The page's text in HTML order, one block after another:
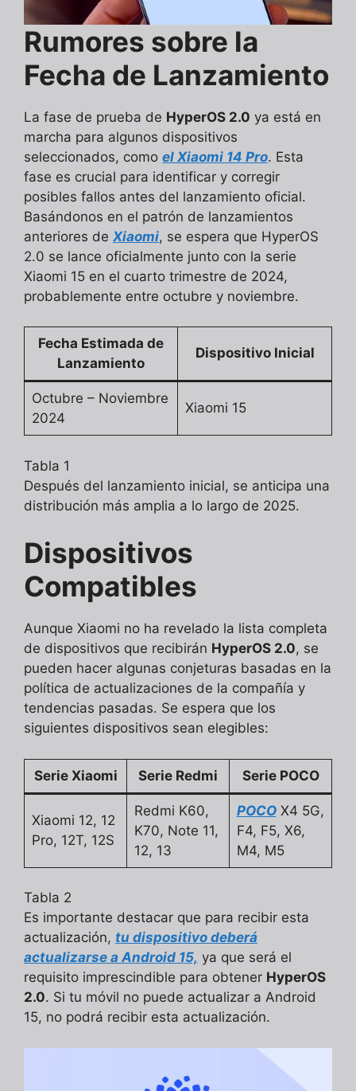
Rumores sobre la
Fecha de Lanzamiento
La fase de prueba de HyperOS 2.0 ya está en
marcha para algunos dispositivos
seleccionados, como el Xiaomi 14 Pro. Esta
fase es crucial para identificar y corregir
posibles fallos antes del lanzamiento oficial.
Basándonos en el patrón de lanzamientos
anteriores de Xiaomi, se espera que HyperOS
2.0 se lance oficialmente junto con la serie
Xiaomi 15 en el cuarto trimestre de 2024,
probablemente entre octubre y noviembre.
Fecha Estimada de
Lanzamiento
Dispositivo Inicial
Octubre – Noviembre
2024
Xiaomi 15
Tabla 1
Después del lanzamiento inicial, se anticipa una
distribución más amplia a lo largo de 2025.
Dispositivos
Compatibles
Aunque Xiaomi no ha revelado la lista completa
de dispositivos que recibirán HyperOS 2.0, se
pueden hacer algunas conjeturas basadas en la
política de actualizaciones de la compañía y
tendencias pasadas. Se espera que los
siguientes dispositivos sean elegibles:
Serie Xiaomi Serie Redmi Serie POCO
Xiaomi 12, 12
Pro, 12T, 12S
Redmi K60,
K70, Note 11,
12, 13
POCOX4 5G,
F4, F5, X6,
M4, M5
Tabla 2
Es importante destacar que para recibir esta
actualización, tu dispositivo deberá
actualizarse a Android 15, ya que será el
requisito imprescindible para obtener HyperOS
2.0. Si tu móvil no puede actualizar a Android
15, no podrá recibir esta actualización.